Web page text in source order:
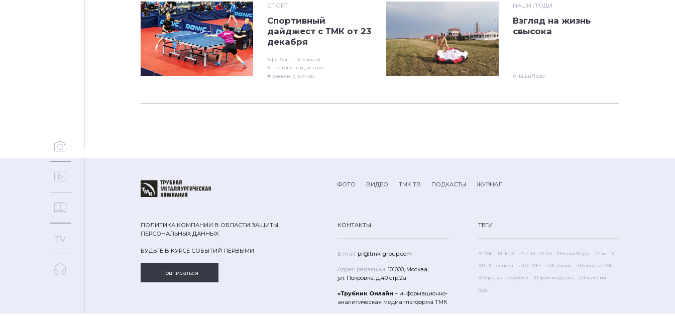
СПОРТ
Спортивный
дайджест с ТМК от 23
декабря
#футбол
# хоккей
# настольный_теннис
# хоккей_с_мячом
НАШИ ЛЮДИ
Взгляд на жизнь
свысока
#НашиЛюди
ФОТО ВИДЕО ТМК ТВ ПОДКАСТЫ ЖУРНАЛ
ПОЛИТИКА КОМПАНИИ В ОБЛАСТИ ЗАЩИТЫ
ПЕРСОНАЛЬНЫХ ДАННЫХ
БУДЬТЕ В КУРСЕ СОБЫТИЙ ПЕРВЫМИ
Подписаться
КОНТАКТЫ
E-mail: pr@tmk-group.com
Адрес редакции: 101000, Москва,
ул. Покровка, д.40 стр.2а
«Трубник Онлайн – информационно-
аналитическая медиаплатформа ТМК
ТЕГИ
#ТМК #ПНТЗ #ЧТПЗ #СТЗ #НашиЛюди #СинТЗ
#ВТЗ #спорт #ТАГМЕТ #История #НовостиТМК
#Отрасль #футбол #Производство #Экология
Все